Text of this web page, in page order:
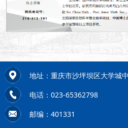
地址：重庆市沙坪坝区大学城
电话：023-65362798
邮编：401331